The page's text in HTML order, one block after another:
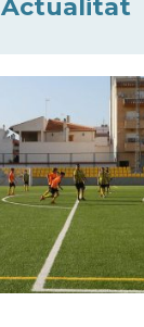
Actualitat